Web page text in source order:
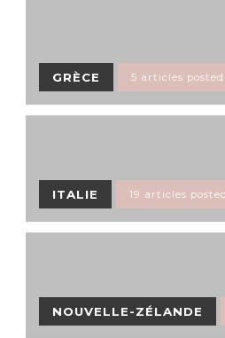
GRÈCE 5 articles posted
ITALIE 19 articles posted
NOUVELLE-ZÉLANDE